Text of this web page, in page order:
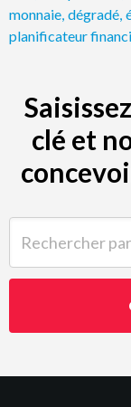
monnaie dégradé
planificateur
clé et